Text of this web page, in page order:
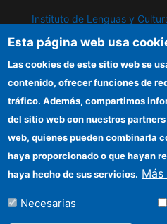
Instituto de Lenguas y
Instituto de Políticas y
IPP
Sede electrónica CSIC
Información para proveedores
Organismos financiadores
Esta página web usa
Las cookies de este sitio web se
contenido, ofrecer funciones de
tráfico. Además, compartimos
del sitio web con nuestros
web, quienes pueden combinarla
haya proporcionado o que hayan
haya hecho de sus servicios.
Necesarias